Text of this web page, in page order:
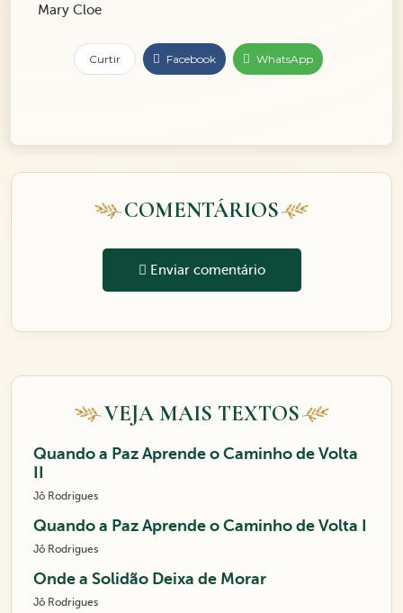
Mary Cloe
Curtir Facebook WhatsApp
COMENTÁRIOS
Enviar comentário
VEJA MAIS TEXTOS
Quando a Paz Aprende o Caminho de Volta
Jô Rodrigues
Quando a Paz Aprende o Caminho de Volta I
Jô Rodrigues
Onde a Solidão Deixa de Morar
Jô Rodrigues